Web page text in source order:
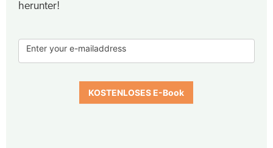
herunter!
book
form
Enter your e-mailaddress
KOSTENLOSES E-Book